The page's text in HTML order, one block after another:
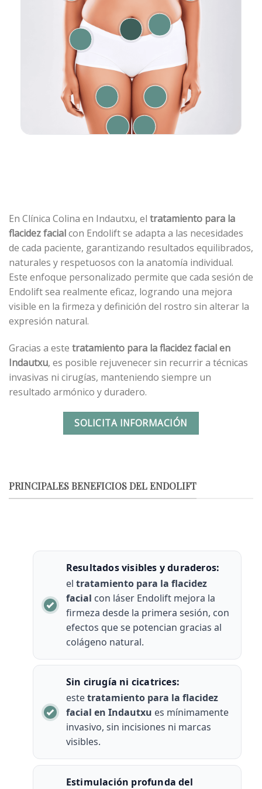
En Clínica Colina en Indautxu, el tratamiento para la
flacidez facialcon Endolift se adapta a las necesidades
de cada paciente, garantizando resultados equilibrados,
naturales y respetuosos con la anatomía individual.
Este enfoque personalizado permite que cada sesión de
Endolift sea realmente eficaz, logrando una mejora
visible en la firmeza y definición del rostro sin alterar la
expresión natural.
Gracias a este tratamiento para la flacidez facial en
Indautxu, es posible rejuvenecer sin recurrir a técnicas
invasivas ni cirugías, manteniendo siempre un
resultado armónico y duradero.
SOLICITA INFORMACIÓN
PRINCIPALES BENEFICIOS DEL ENDOLIFT
Resultados visibles y duraderos:
el tratamiento para la flacidez
facial con láser Endolift mejora la
firmeza desde la primera sesión, con
efectos que se potencian gracias al
colágeno natural.
Sin cirugía ni cicatrices:
estetratamiento para la flacidez
facial en Indautxu es mínimamente
invasivo, sin incisiones ni marcas
visibles.
Estimulación profunda del